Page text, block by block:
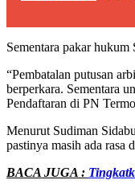
Sementara pakar
“Pembatalan putusan
berperkara. Sementara
Pendaftaran di PN
Menurut Sudiman
pastinya masih ada rasa
BACA JUGA :